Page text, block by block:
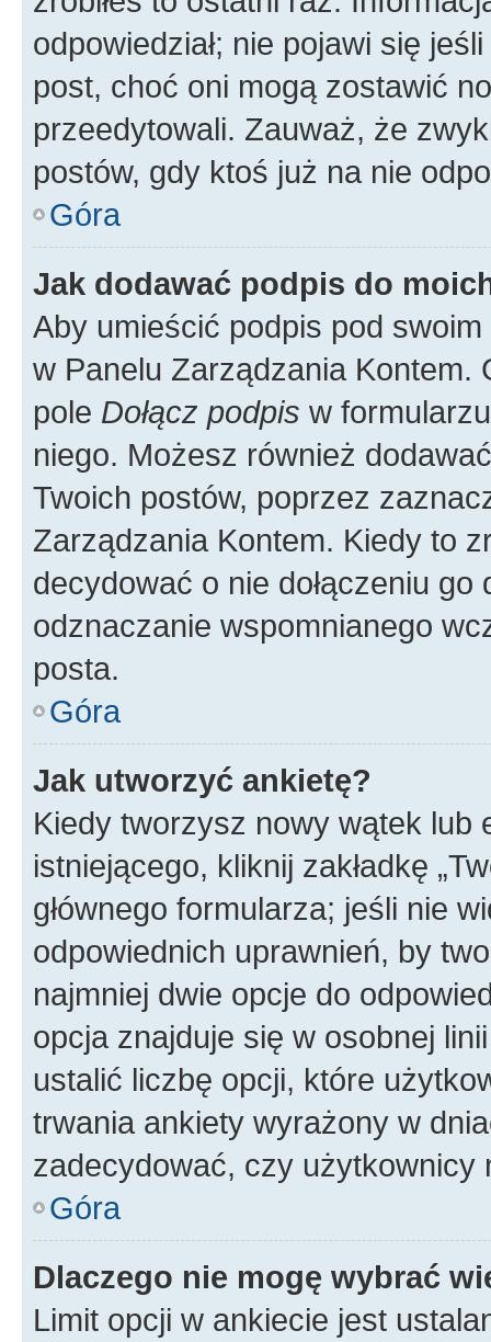
odpowiedział; nie pojawi się
post, choć oni mogą zostawić
przeedytowali. Zauważ, że
postów, gdy ktoś już na nie
Góra
Jak dodawać podpis do
Aby umieścić podpis pod
w Panelu Zarządzania
pole Dołącz podpis w
niego. Możesz również
Twoich postów, poprzez
Zarządzania Kontem. Kiedy to
decydować o nie dołączeniu
odznaczanie wspomnianego
posta.
Góra
Jak utworzyć ankietę?
Kiedy tworzysz nowy wątek lub
istniejącego, kliknij zakładkę
głównego formularza; jeśli nie
odpowiednich uprawnień, by
najmniej dwie opcje do
opcja znajduje się w osobnej
ustalić liczbę opcji, które
trwania ankiety wyrażony w
zadecydować, czy użytkownicy
Góra
Dlaczego nie mogę wybrać
Limit opcji w ankiecie jest